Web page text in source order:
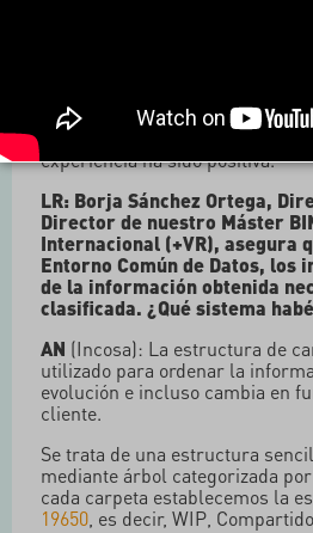
informes diarios, reportajes
de órdenes de cambio,
experiencia ha sido positiva.
LR: Borja Sánchez Ortega,
Director de nuestro Máster
Internacional (+VR), asegura
Entorno Común de Datos, los
de la información obtenida
clasificada. ¿Qué sistema
AN (Incosa): La estructura de
utilizado para ordenar la
evolución e incluso cambia en
cliente.
Se trata de una estructura
mediante árbol categorizada
cada carpeta establecemos la
19650, es decir, WIP,